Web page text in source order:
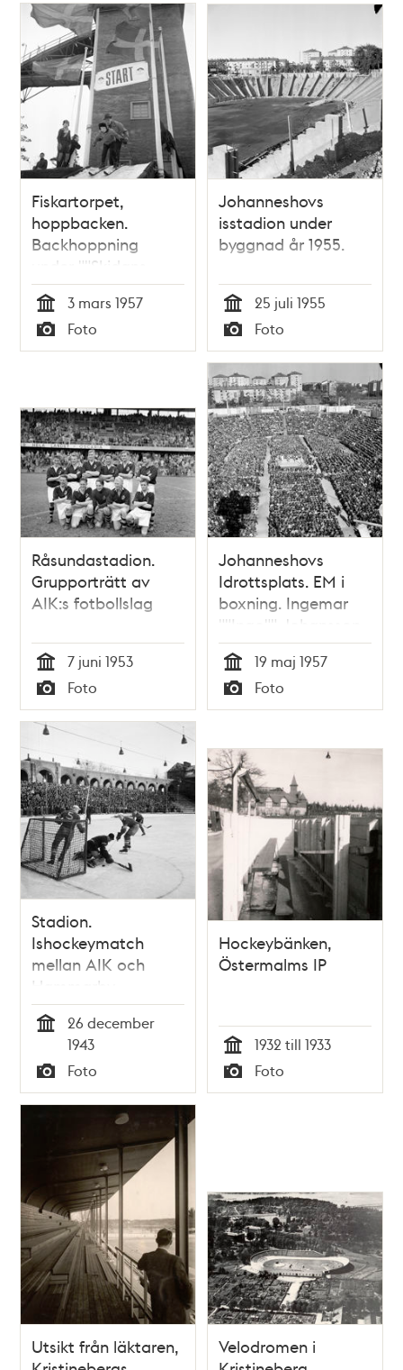
Fiskartorpet,
hoppbacken.
Backhoppning
under ""Skidans
dag"". En pojke redo
att hoppa
Tid
3 mars 1957
Typ
Foto
Johanneshovs
isstadion under
byggnad år 1955.
Tid
25 juli 1955
Typ
Foto
Råsundastadion.
Grupporträtt av
AIK:s fotbollslag
Tid
7 juni 1953
Typ
Foto
Johanneshovs
Idrottsplats. EM i
boxning. Ingemar
""Ingo"" Johansson
försvarade sin EM-
titel
Tid
19 maj 1957
Typ
Foto
Stadion.
Ishockeymatch
mellan AIK och
Hammarby
26 december
1943
Typ
Foto
Hockeybänken,
Östermalms IP
Tid
1932 till 1933
Typ
Foto
Utsikt från läktaren,
Velodromen i